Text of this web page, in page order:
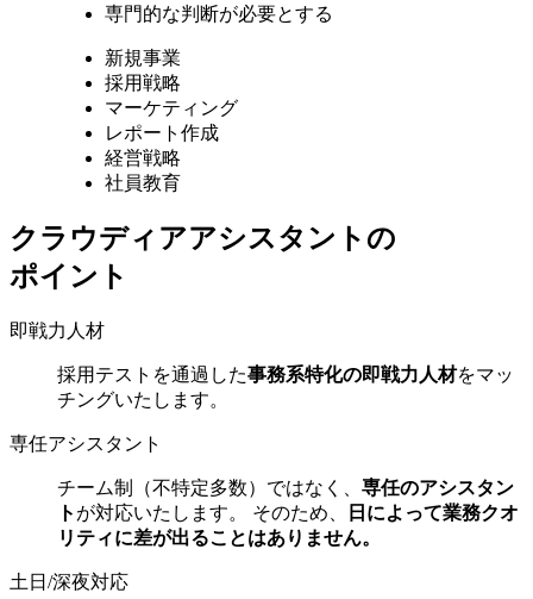
専門的な判断が必要とする
新規事業
採用戦略
マーケティング
レポート作成
経営戦略
社員教育
クラウディアアシスタントの
ポイント
即戦力人材
採用テストを通過した事務系特化の即戦力人材をマッ
チングいたします。
専任アシスタント
チーム制（不特定多数）ではなく、 専任のアシスタン
ト が対応いたします。 そのため、
日によって業務クオ
リティに差が出ることはありません。
土日/深夜対応